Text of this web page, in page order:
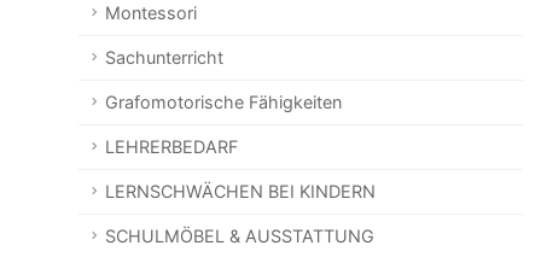
Montessori
Sachunterricht
Grafomotorische Fähigkeiten
LEHRERBEDARF
LERNSCHWÄCHEN BEI KINDERN
SCHULMÖBEL & AUSSTATTUNG